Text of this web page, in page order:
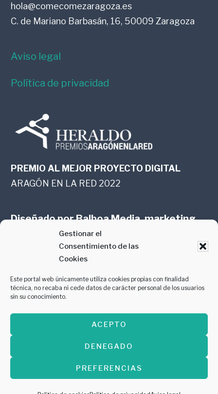
Gestionar el
Consentimiento de las
Cookies
Este portal web únicamente utiliza cookies propias con finalidad
técnica, no recaba ni cede datos de carácter personal de los usuarios
sin su conocimiento.
ACEPTO
DENEGADO
PREFERENCIAS
hola@comecomezaragoza.es
C. de Mariano Barbasán, 16, 50009 Zaragoza
Aviso legal
Política de privacidad
PREMIO AL MEJOR PROYECTO DIGITAL
ARAGÓN EN LA RED 2022
Diseñado porBalboa Media, marketing
online en Zaragoza
PREMIO AL MEJOR CONTENIDO
GASTROMANÍA 2018
Copyright © 2026 ·Diseñado porBalboa